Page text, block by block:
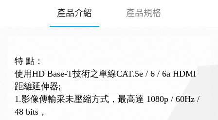
請輸入關鍵字
產品介紹 產品規格
特 點：
使用HD Base-T技術之單線CAT.5e / 6 / 6a HDMI
距離延伸器;
1.影像傳輸采未壓縮方式，最高達 1080p / 60Hz /
48 bits ，